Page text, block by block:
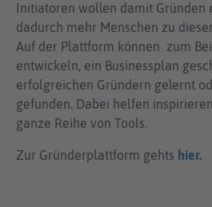
Initiatoren wollen damit Gründen
dadurch mehr Menschen zu
Auf der Platt­form können zum
entwickeln, ein Business­plan
erfolgreichen Gründern gelernt
gefunden. Dabei helfen
ganze Reihe von Tools.
Zur Gründerplattform gehts hier.